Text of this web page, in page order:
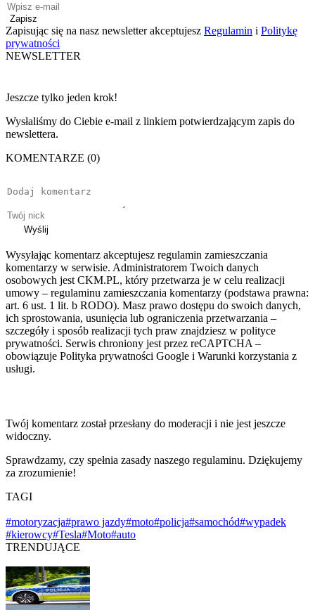
Zapisz
Zapisując się na nasz newsletter akceptujesz Regulamin i Politykę
prywatności
NEWSLETTER
Jeszcze tylko jeden krok!
Wysłaliśmy do Ciebie e-mail z linkiem potwierdzającym zapis do
newslettera.
KOMENTARZE (0)
Wyślij
Wysyłając komentarz akceptujesz regulamin zamieszczania
komentarzy w serwisie. Administratorem Twoich danych
osobowych jest CKM.PL, który przetwarza je w celu realizacji
umowy – regulaminu zamieszczania komentarzy (podstawa prawna:
art. 6 ust. 1 lit. b RODO). Masz prawo dostępu do swoich danych,
ich sprostowania, usunięcia lub ograniczenia przetwarzania –
szczegóły i sposób realizacji tych praw znajdziesz w polityce
prywatności. Serwis chroniony jest przez reCAPTCHA –
obowiązuje Polityka prywatności Google i Warunki korzystania z
usługi.
Twój komentarz został przesłany do moderacji i nie jest jeszcze
widoczny.
Sprawdzamy, czy spełnia zasady naszego regulaminu. Dziękujemy
za zrozumienie!
TAGI
#motoryzacja#prawo jazdy#moto#policja#samochód#wypadek
#kierowcy#Tesla#Moto#auto
TRENDUJĄCE